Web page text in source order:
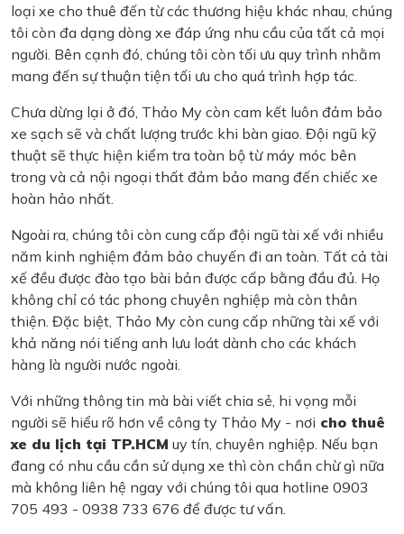
loại xe cho thuê đến từ các thương hiệu khác nhau, chúng
tôi còn đa dạng dòng xe đáp ứng nhu cầu của tất cả mọi
người. Bên cạnh đó, chúng tôi còn tối ưu quy trình nhằm
mang đến sự thuận tiện tối ưu cho quá trình hợp tác.
Chưa dừng lại ở đó, Thảo My còn cam kết luôn đảm bảo
xe sạch sẽ và chất lượng trước khi bàn giao. Đội ngũ kỹ
thuật sẽ thực hiện kiểm tra toàn bộ từ máy móc bên
trong và cả nội ngoại thất đảm bảo mang đến chiếc xe
hoàn hảo nhất.
Ngoài ra, chúng tôi còn cung cấp đội ngũ tài xế với nhiều
năm kinh nghiệm đảm bảo chuyến đi an toàn. Tất cả tài
xế đều được đào tạo bài bản được cấp bằng đầu đủ. Họ
không chỉ có tác phong chuyên nghiệp mà còn thân
thiện. Đặc biệt, Thảo My còn cung cấp những tài xế với
khả năng nói tiếng anh lưu loát dành cho các khách
hàng là người nước ngoài.
Với những thông tin mà bài viết chia sẻ, hi vọng mỗi
người sẽ hiểu rõ hơn về công ty Thảo My - nơi cho thuê
xe du lịch tại TP.HCM uy tín, chuyên nghiệp. Nếu bạn
đang có nhu cầu cần sử dụng xe thì còn chần chừ gì nữa
mà không liên hệ ngay với chúng tôi qua hotline 0903
705 493 - 0938 733 676 để được tư vấn.